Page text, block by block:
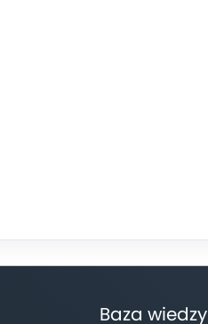
Baza wiedzy